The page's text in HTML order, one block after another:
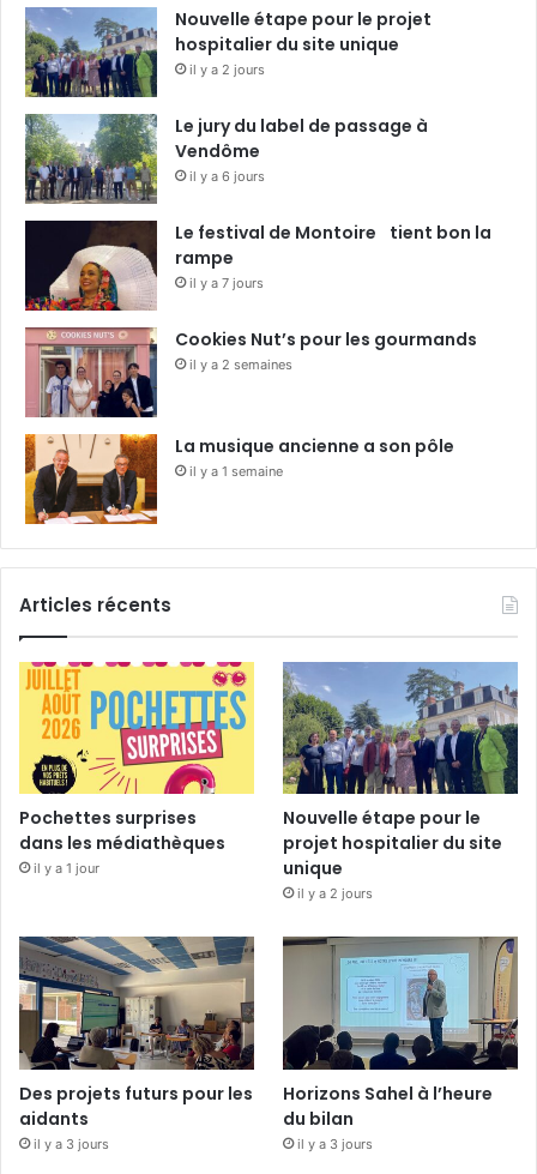
Nouvelle étape pour le projet
hospitalier du site unique
il y a 2 jours
Le jury du label de passage à
Vendôme
il y a 6 jours
Le festival de Montoire tient bon la
rampe
il y a 7 jours
Cookies Nut’s pour les gourmands
il y a 2 semaines
La musique ancienne a son pôle
il y a 1 semaine
Articles récents
Pochettes surprises
dans les médiathèques
il y a 1 jour
Nouvelle étape pour le
projet hospitalier du site
unique
il y a 2 jours
Des projets futurs pour les
aidants
il y a 3 jours
Horizons Sahel à l’heure
du bilan
il y a 3 jours